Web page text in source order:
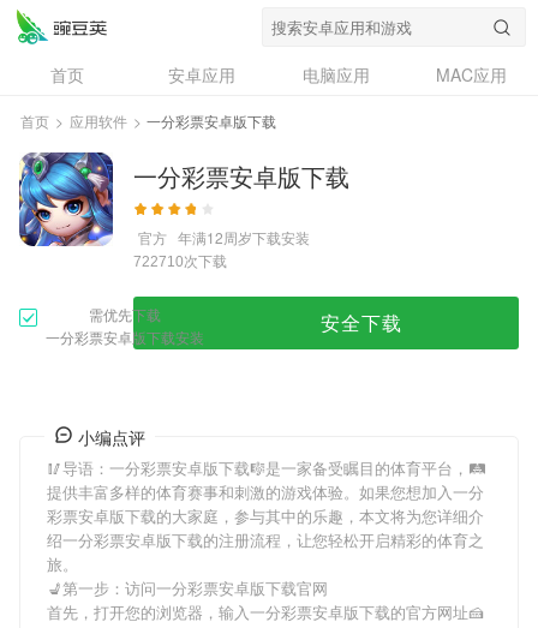
首页 安卓应用 电脑应用
MAC应用
资讯
专题
问答
首页 > 应用软件 > 一分彩票安卓版下载
一分彩票安卓版下载
官方 年满12周岁下载安装
722710次下载
需优先下载
一分彩票安卓版下载安装
安全下载
小编点评
🥢导语： 一分彩票安卓版下载🎼是一家备受瞩目的体育平台，🛤
提供丰富多样的体育赛事和刺激的游戏体验。如果您想加入一分
彩票安卓版下载的大家庭，参与其中的乐趣，本文将为您详细介
绍一分彩票安卓版下载的注册流程，让您轻松开启精彩的体育之
旅。
💺第一步：访问一分彩票安卓版下载官网
首先，打开您的浏览器，输入一分彩票安卓版下载的官方网址🍰